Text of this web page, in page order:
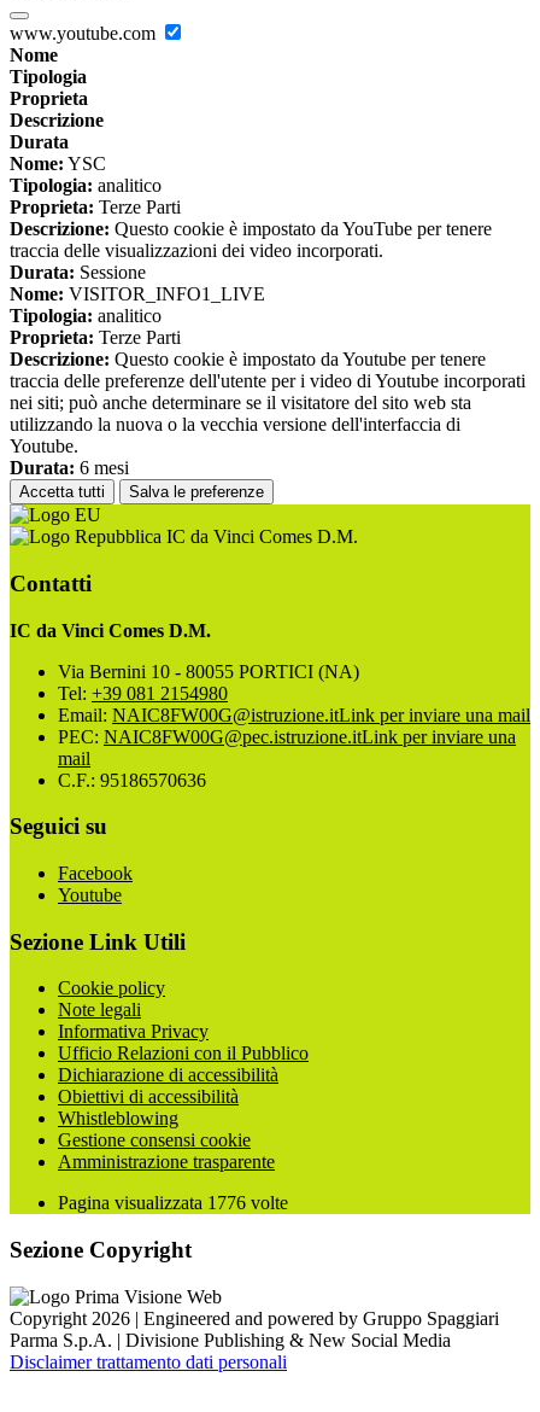
www.youtube.com
Nome
Tipologia
Proprieta
Descrizione
Durata
Nome: YSC
Tipologia: analitico
Proprieta: Terze Parti
Descrizione: Questo cookie è impostato da YouTube per tenere
traccia delle visualizzazioni dei video incorporati.
Durata: Sessione
Nome: VISITOR_INFO1_LIVE
Tipologia: analitico
Proprieta: Terze Parti
Descrizione: Questo cookie è impostato da Youtube per tenere
traccia delle preferenze dell'utente per i video di Youtube incorporati
nei siti; può anche determinare se il visitatore del sito web sta
utilizzando la nuova o la vecchia versione dell'interfaccia di
Youtube.
Durata: 6 mesi
Accetta tutti Salva le preferenze
IC da Vinci Comes D.M.
Contatti
IC da Vinci Comes D.M.
Via Bernini 10 - 80055 PORTICI (NA)
Tel: +39 081 2154980
Email: NAIC8FW00G@istruzione.itLink per inviare una mail
PEC: NAIC8FW00G@pec.istruzione.itLink per inviare una
mail
C.F.: 95186570636
Seguici su
Facebook
Youtube
Sezione Link Utili
Cookie policy
Note legali
Informativa Privacy
Ufficio Relazioni con il Pubblico
Dichiarazione di accessibilità
Obiettivi di accessibilità
Whistleblowing
Gestione consensi cookie
Amministrazione trasparente
Pagina visualizzata 1776 volte
Sezione Copyright
Copyright 2026 | Engineered and powered by Gruppo Spaggiari
Parma S.p.A. | Divisione Publishing & New Social Media
Disclaimer trattamento dati personali